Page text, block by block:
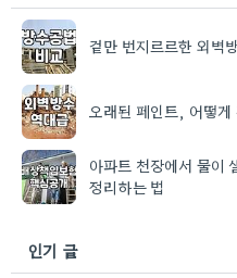
겉만 번지르르한 외벽
오래된 페인트, 어떻
아파트 천장에서 물이
정리하는 법
인기 글